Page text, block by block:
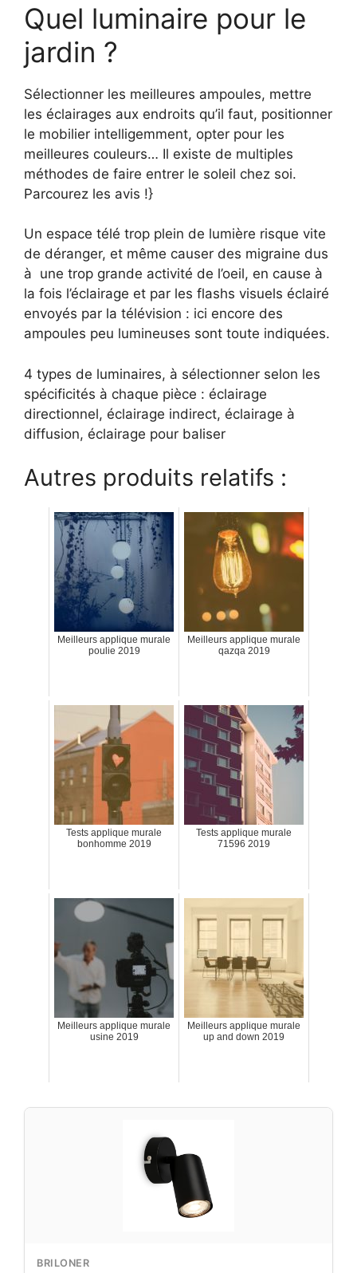
Quel luminaire pour le
jardin ?
Sélectionner les meilleures ampoules, mettre
les éclairages aux endroits qu’il faut, positionner
le mobilier intelligemment, opter pour les
meilleures couleurs… Il existe de multiples
méthodes de faire entrer le soleil chez soi.
Parcourez les avis !}
Un espace télé trop plein de lumière risque vite
de déranger, et même causer des migraine dus
à une trop grande activité de l’oeil, en cause à
la fois l’éclairage et par les flashs visuels éclairé
envoyés par la télévision : ici encore des
ampoules peu lumineuses sont toute indiquées.
4 types de luminaires, à sélectionner selon les
spécificités à chaque pièce : éclairage
directionnel, éclairage indirect, éclairage à
diffusion, éclairage pour baliser
Autres produits relatifs :
Meilleurs applique murale
poulie 2019
Meilleurs applique murale
qazqa 2019
Tests applique murale
bonhomme 2019
Tests applique murale
71596 2019
Meilleurs applique murale
usine 2019
Meilleurs applique murale
up and down 2019
BRILONER